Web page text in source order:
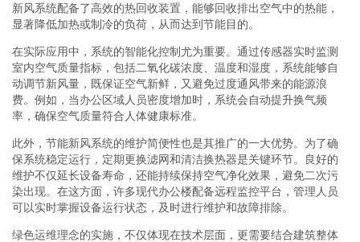
新风系统配备了高效的热回收装置，能够回收排出空气中的热能，
显著降低加热或制冷的负荷，从而达到节能目的。
在实际应用中，系统的智能化控制尤为重要。通过传感器实时监测
室内空气质量指标，包括二氧化碳浓度、温度和湿度，系统能够自
动调节新风量，既保证空气新鲜，又避免过度通风带来的能源浪
费。例如，当办公区域人员密度增加时，系统会自动提升换气频
率，确保空气质量符合人体健康标准。
此外，节能新风系统的维护简便性也是其推广的一大优势。为了确
保系统稳定运行，定期更换滤网和清洁换热器是关键环节。良好的
维护不仅延长设备寿命，还能持续保持空气净化效果，避免二次污
染出现。在这方面，许多现代办公楼配备远程监控平台，管理人员
可以实时掌握设备运行状态，及时进行维护和故障排除。
绿色运维理念的实施，不仅体现在技术层面，更需要结合建筑整体